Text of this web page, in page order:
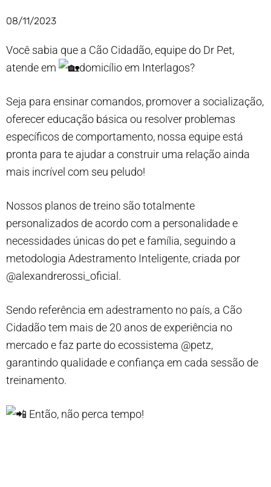
08/11/2023
Você sabia que a Cão Cidadão, equipe do Dr Pet,
atende em
domicílio em Interlagos?
Seja para ensinar comandos, promover a socialização,
oferecer educação básica ou resolver problemas
específicos de comportamento, nossa equipe está
pronta para te ajudar a construir uma relação ainda
mais incrível com seu peludo!
Nossos planos de treino são totalmente
personalizados de acordo com a personalidade e
necessidades únicas do pet e família, seguindo a
metodologia Adestramento Inteligente, criada por
@alexandrerossi_oficial.
Sendo referência em adestramento no país, a Cão
Cidadão tem mais de 20 anos de experiência no
mercado e faz parte do ecossistema @petz,
garantindo qualidade e confiança em cada sessão de
treinamento.
Então, não perca tempo!